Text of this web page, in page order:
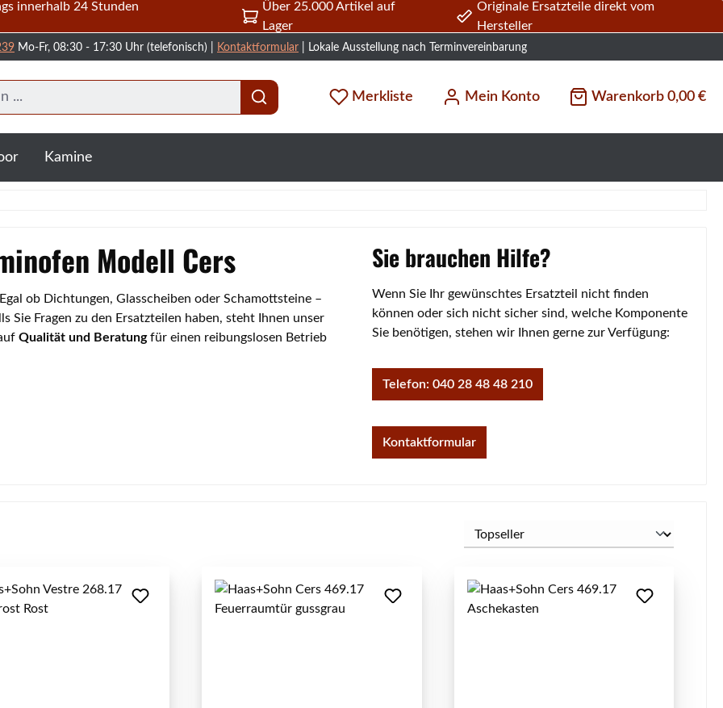
innerhalb 24 Stunden
Über 25.000 Artikel auf
Lager
Originale Ersatzteile direkt vom
Hersteller
Mo-Fr, 08:30 - 17:30 Uhr (telefonisch) | Kontaktformular | Lokale Ausstellung nach Terminvereinbarung
Merkliste Mein Konto Warenkorb 0,00 €
Kamine
Modell Cers
ob Dichtungen, Glasscheiben oder Schamottsteine –
Sie Fragen zu den Ersatzteilen haben, steht Ihnen unser
Qualität und Beratungfür einen reibungslosen Betrieb
Sie brauchen Hilfe?
Wenn Sie Ihr gewünschtes Ersatzteil nicht finden
können oder sich nicht sicher sind, welche Komponente
Sie benötigen, stehen wir Ihnen gerne zur Verfügung:
Telefon: 040 28 48 48 210
Kontaktformular